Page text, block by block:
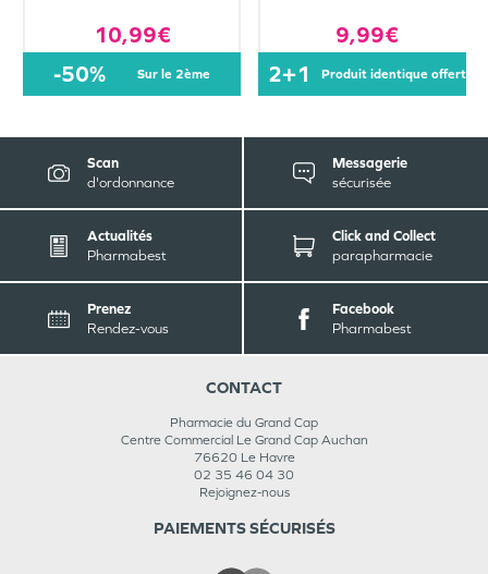
10,99€
-50% sur le 2ème
9,99€
2+1 produit identique offert
Scan
d'ordonnance
Messagerie
sécurisée
Actualités
Pharmabest
Click and Collect
parapharmacie
Prenez
Rendez-vous
Facebook
Pharmabest
CONTACT
Pharmacie du Grand Cap
Centre Commercial Le Grand Cap Auchan
76620 Le Havre
02 35 46 04 30
Rejoignez-nous
PAIEMENTS SÉCURISÉS